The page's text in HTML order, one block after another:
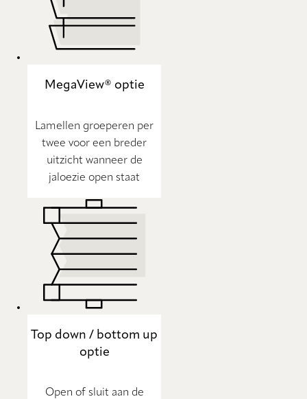
MegaView® optie
Lamellen groeperen per
twee voor een breder
uitzicht wanneer de
jaloezie open staat
Top down / bottom up
optie
Open of sluit aan de